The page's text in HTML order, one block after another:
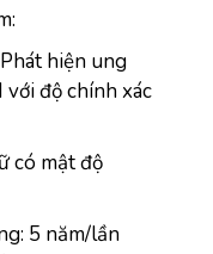
hiện ung
độ chính xác
có mật độ
5 năm/lần